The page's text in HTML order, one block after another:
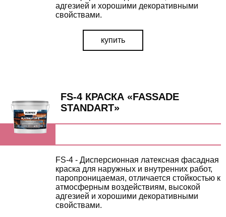
адгезией и хорошими декоративными
свойствами.
купить
FS-4 КРАСКА «FASSADE
STANDART»
FS-4 - Дисперсионная латексная фасадная
краска для наружных и внутренних работ,
паропроницаемая, отличается стойкостью к
атмосферным воздействиям, высокой
адгезией и хорошими декоративными
свойствами.